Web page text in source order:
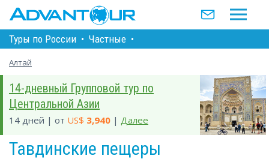
Туры по Росcии • Частные •
Алтай
14-дневный Групповой тур по
Центральной Азии
14 дней | от US$ 3,940 | Далее
Тавдинские пещеры